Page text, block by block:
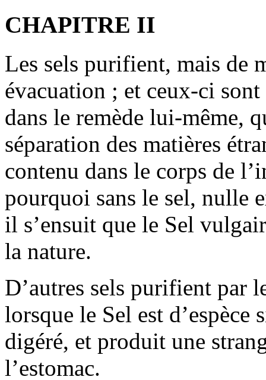
CHAPITRE II
Les sels purifient, mais de
évacuation ; et ceux-ci
dans le remède lui-même,
séparation des matières
contenu dans le corps de
pourquoi sans le sel, nulle
il s’ensuit que le Sel
la nature.
D’autres sels purifient par
lorsque le Sel est d’espèce
digéré, et produit une
l’estomac.